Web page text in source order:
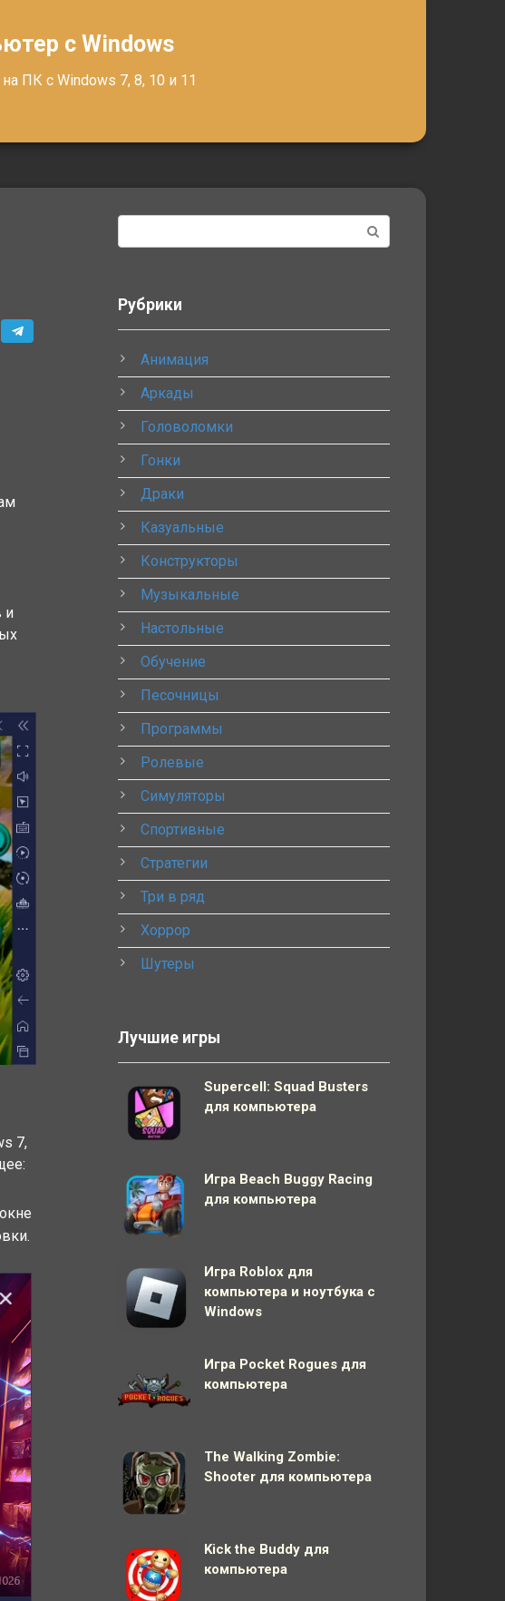
с Windows
ПК с Windows 7, 8, 10 и 11
и
7,
Рубрики
Анимация
Аркады
Головоломки
Гонки
Драки
Казуальные
Конструкторы
Музыкальные
Настольные
Обучение
Песочницы
Программы
Ролевые
Симуляторы
Спортивные
Стратегии
Три в ряд
Хоррор
Шутеры
Лучшие игры
Supercell: Squad Busters
для компьютера
Игра Beach Buggy Racing
для компьютера
Игра Roblox для
компьютера и ноутбука с
Windows
Игра Pocket Rogues для
компьютера
The Walking Zombie:
Shooter для компьютера
Kick the Buddy для
компьютера